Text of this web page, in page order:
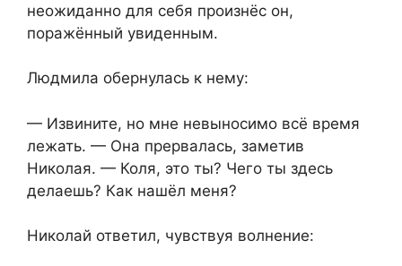
неожиданно для себя произнёс он,
поражённый увиденным.
Людмила обернулась к нему:
— Извините, но мне невыносимо всё время
лежать. — Она прервалась, заметив
Николая. — Коля, это ты? Чего ты здесь
делаешь? Как нашёл меня?
Николай ответил, чувствуя волнение: